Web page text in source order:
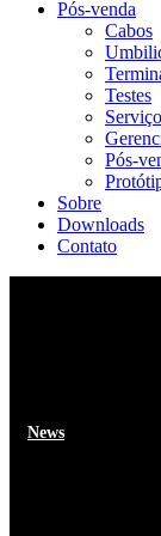
Pós-venda
Cabos
Testes
Pós-
Sobre
Downloads
Contato
News